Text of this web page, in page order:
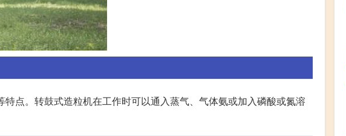
点。转鼓式造粒机在工作时可以通入蒸气、气体氨或加入磷酸或氮溶